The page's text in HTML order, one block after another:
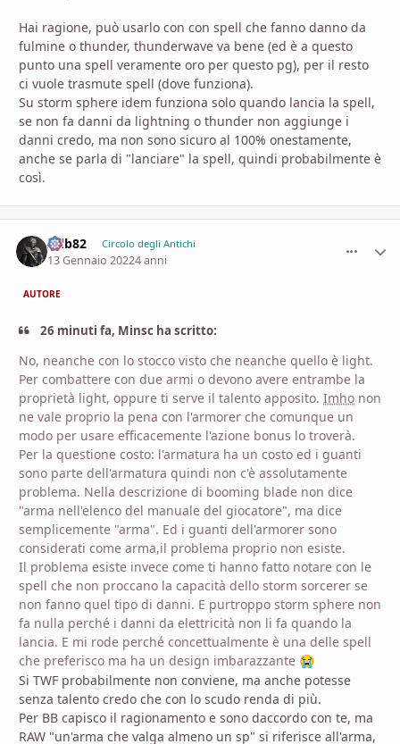
Hai ragione, può usarlo con con spell che fanno danno da
fulmine o thunder, thunderwave va bene (ed è a questo
punto una spell veramente oro per questo pg), per il resto
ci vuole trasmute spell (dove funziona).
Su storm sphere idem funziona solo quando lancia la spell,
se non fa danni da lightning o thunder non aggiunge i
danni credo, ma non sono sicuro al 100% onestamente,
anche se parla di "lanciare" la spell, quindi probabilmente è
così.
Adb82 Circolo degli Antichi
13 Gennaio 20224 anni
AUTORE
26 minuti fa, Minsc ha scritto:
No, neanche con lo stocco visto che neanche quello è light.
Per combattere con due armi o devono avere entrambe la
proprietà light, oppure ti serve il talento apposito. Imho non
ne vale proprio la pena con l'armorer che comunque un
modo per usare efficacemente l'azione bonus lo troverà.
Per la questione costo: l'armatura ha un costo ed i guanti
sono parte dell'armatura quindi non c'è assolutamente
problema. Nella descrizione di booming blade non dice
"arma nell'elenco del manuale del giocatore", ma dice
semplicemente "arma". Ed i guanti dell'armorer sono
considerati come arma,il problema proprio non esiste.
Il problema esiste invece come ti hanno fatto notare con le
spell che non proccano la capacità dello storm sorcerer se
non fanno quel tipo di danni. E purtroppo storm sphere non
fa nulla perché i danni da elettricità non li fa quando la
lancia. E mi rode perché concettualmente è una delle spell
che preferisco ma ha un design imbarazzante 😭
Si TWF probabilmente non conviene, ma anche potesse
senza talento credo che con lo scudo renda di più.
Per BB capisco il ragionamento e sono daccordo con te, ma
RAW "un'arma che valga almeno un sp" si riferisce all'arma,